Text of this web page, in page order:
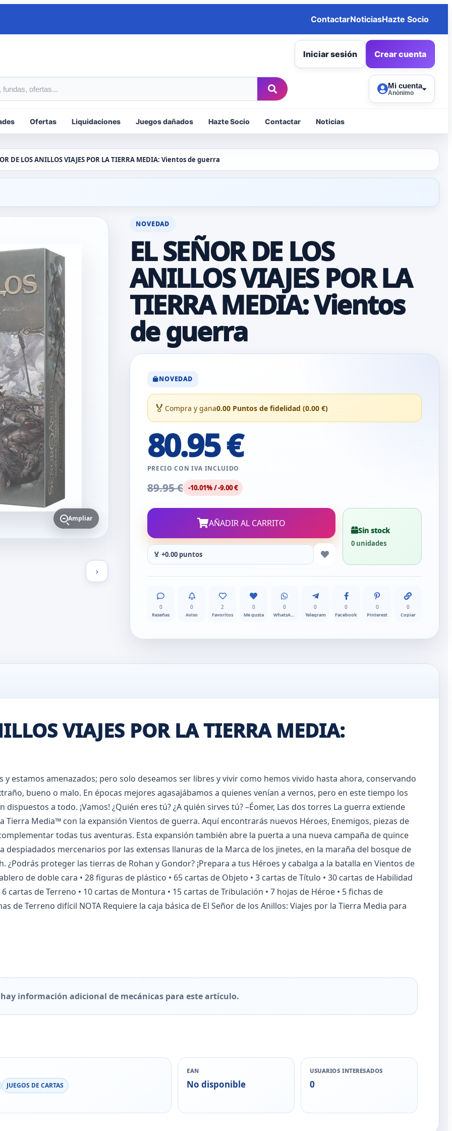
ContactarNoticiasHazte Socio
Iniciar sesión Crear cuenta
Mi cuenta
Anónimo
Ofertas Liquidaciones Juegos dañados Hazte Socio Contactar Noticias
DE LOS ANILLOS VIAJES POR LA TIERRA MEDIA: Vientos de guerra
Ampliar
›
NOVEDAD
EL SEÑOR DE LOS
ANILLOS VIAJES POR LA
TIERRA MEDIA: Vientos
de guerra
NOVEDAD
🏅 Compra y gana0.00 Puntos de fidelidad (0.00 €)
80.95 €
PRECIO CON IVA INCLUIDO
89.95 € -10.01% / -9.00 €
AÑADIR AL CARRITO
🏅 +0.00 puntos
Sin stock
0 unidades
0
Reseñas
0
Aviso
2
Favoritos
0
Me gusta
0
WhatsApp
0
Telegram
0
Facebook
0
Pinterest
0
Copiar
VIAJES POR LA TIERRA MEDIA:
estamos amenazados; pero solo deseamos ser libres y vivir como hemos vivido hasta ahora, conservando
bueno o malo. En épocas mejores agasajábamos a quienes venían a vernos, pero en este tiempo los
a todo. ¡Vamos! ¿Quién eres tú? ¿A quién sirves tú? –Éomer, Las dos torres La guerra extiende
Tierra Media™ con la expansión Vientos de guerra. Aquí encontrarás nuevos Héroes, Enemigos, piezas de
todas tus aventuras. Esta expansión también abre la puerta a una nueva campaña de quince
mercenarios por las extensas llanuras de la Marca de los jinetes, en la maraña del bosque de
proteger las tierras de Rohan y Gondor? ¡Prepara a tus Héroes y cabalga a la batalla en Vientos de
de doble cara • 28 figuras de plástico • 65 cartas de Objeto • 3 cartas de Título • 30 cartas de Habilidad
cartas de Terreno • 10 cartas de Montura • 15 cartas de Tribulación • 7 hojas de Héroe • 5 fichas de
de Terreno difícil NOTA Requiere la caja básica de El Señor de los Anillos: Viajes por la Tierra Media para
información adicional de mecánicas para este artículo.
JUEGOS DE CARTAS
EAN
No disponible
USUARIOS INTERESADOS
0